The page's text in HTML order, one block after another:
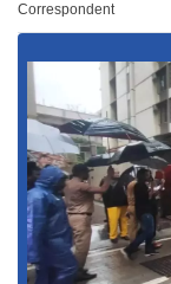
Correspondent